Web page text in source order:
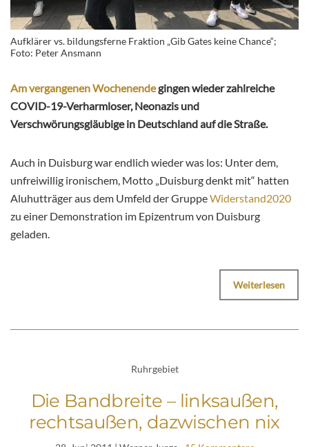
Aufklärer vs. bildungsferne Fraktion „Gib Gates keine Chance“;
Foto: Peter Ansmann
Am vergangenen Wochenendegingen wieder zahlreiche
COVID-19-Verharmloser, Neonazis und
Verschwörungsgläubige in Deutschland auf die Straße.
Auch in Duisburg war endlich wieder was los: Unter dem,
unfreiwillig ironischem, Motto „Duisburg denkt mit“ hatten
Aluhutträger aus dem Umfeld der GruppeWiderstand2020
zu einer Demonstration im Epizentrum von Duisburg
geladen.
Weiterlesen
Ruhrgebiet
Die Bandbreite – linksaußen,
rechtsaußen, dazwischen nix